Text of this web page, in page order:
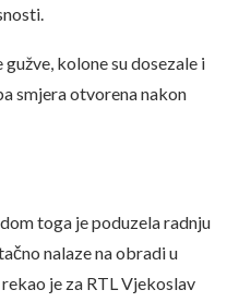
kolone su dosezale i
smjera otvorena nakon
toga je poduzela radnju
nalaze na obradi u
je za RTL Vjekoslav